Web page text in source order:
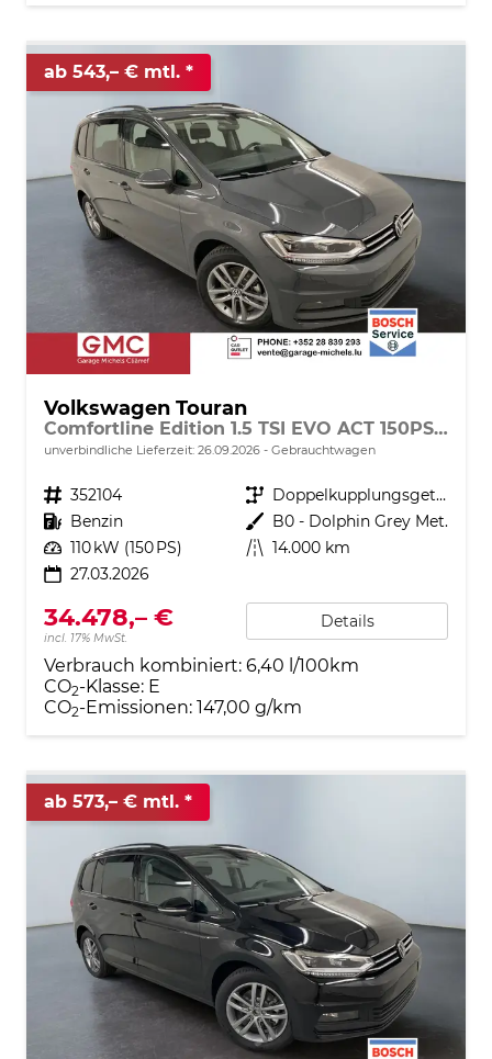
ab 543,– € mtl.
Volkswagen Touran
Comfortline Edition 1.5 TSI EVO ACT 150PS/110kW DSG7 2026 +APP-Connect+RFK+17"ALU+SHZ
unverbindliche Lieferzeit: 26.09.2026 Gebrauchtwagen
Fahrzeugnr. 352104 Getriebe
Doppelkupplungsgetriebe (DSG)
Kraftstoff Benzin Außenfarbe B0 - Dolphin Grey Met.
Leistung 110 kW (150 PS) Kilometerstand 14.000 km
27.03.2026
34.478,– €
incl. 17% MwSt.
Details
Verbrauch kombiniert: 6,40 l/100km
CO2-Klasse: E
CO2-Emissionen: 147,00 g/km
ab 573,– € mtl.